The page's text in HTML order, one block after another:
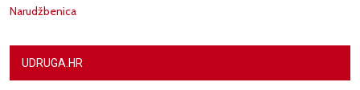
Narudžbenica
UDRUGA.HR